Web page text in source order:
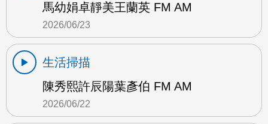
馬幼娟卓靜美王蘭英 FM AM
2026/06/23
生活掃描
陳秀熙許辰陽葉彥伯 FM AM
2026/06/22